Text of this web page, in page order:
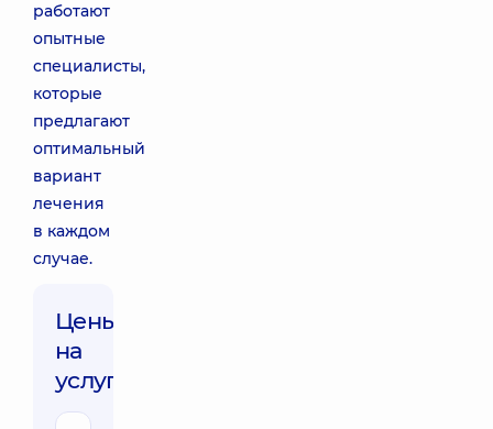
работают
опытные
специалисты,
которые
предлагают
оптимальный
вариант
лечения
в каждом
случае.
Цены
на
услуги: